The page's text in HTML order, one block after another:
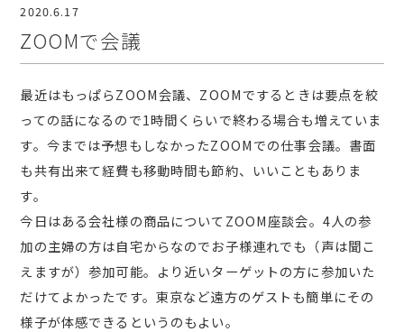
2020.6.17
ZOOMで会議
最近はもっぱらZOOM会議、ZOOMでするときは要点を絞
っての話になるので1時間くらいで終わる場合も増えていま
す。今までは予想もしなかったZOOMでの仕事会議。書面
も共有出来て経費も移動時間も節約、いいこともありま
す。
今日はある会社様の商品についてZOOM座談会。4人の参
加の主婦の方は自宅からなのでお子様連れでも（声は聞こ
えますが）参加可能。より近いターゲットの方に参加いた
だけてよかったです。東京など遠方のゲストも簡単にその
様子が体感できるというのもよい。